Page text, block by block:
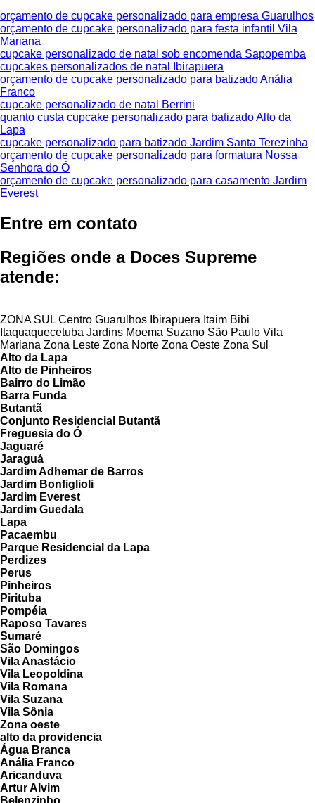
orçamento de cupcake personalizado para empresa Guarulhos
orçamento de cupcake personalizado para festa infantil Vila
Mariana
cupcake personalizado de natal sob encomenda Sapopemba
cupcakes personalizados de natal Ibirapuera
orçamento de cupcake personalizado para batizado Anália
Franco
cupcake personalizado de natal Berrini
quanto custa cupcake personalizado para batizado Alto da
Lapa
cupcake personalizado para batizado Jardim Santa Terezinha
orçamento de cupcake personalizado para formatura Nossa
Senhora do Ó
orçamento de cupcake personalizado para casamento Jardim
Everest
Entre em contato
Regiões onde a Doces Supreme
atende:
ZONA SUL Centro Guarulhos Ibirapuera Itaim Bibi
Itaquaquecetuba Jardins Moema Suzano São Paulo Vila
Mariana Zona Leste Zona Norte Zona Oeste Zona Sul
Alto da Lapa
Alto de Pinheiros
Bairro do Limão
Barra Funda
Butantã
Conjunto Residencial Butantã
Freguesia do Ó
Jaguaré
Jaraguá
Jardim Adhemar de Barros
Jardim Bonfiglioli
Jardim Everest
Jardim Guedala
Lapa
Pacaembu
Parque Residencial da Lapa
Perdizes
Perus
Pinheiros
Pirituba
Pompéia
Raposo Tavares
Sumaré
São Domingos
Vila Anastácio
Vila Leopoldina
Vila Romana
Vila Suzana
Vila Sônia
Zona oeste
alto da providencia
Água Branca
Anália Franco
Aricanduva
Artur Alvim
Belenzinho